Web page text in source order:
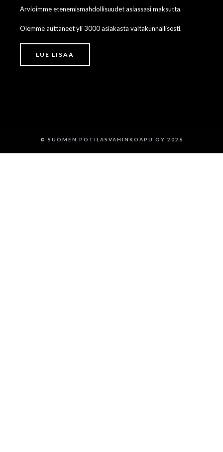
Arvioimme etenemismahdollisuudet asiassasi maksutta.
Olemme auttaneet yli 3000 asiakasta valtakunnallisesti.
LUE LISÄÄ
© SUOMEN POTILASVAHINKOAPU OY 2026